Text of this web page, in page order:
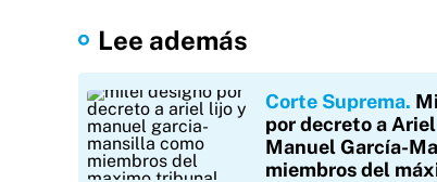
Lee además
Corte Suprema
por decreto a
Manuel García-
miembros del